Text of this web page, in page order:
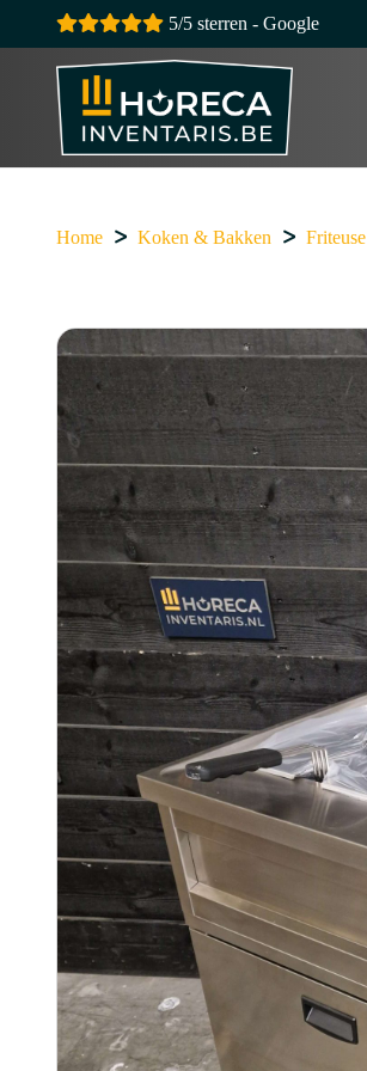
5/5 sterren - Google
Home Koken & Bakken Friteuse